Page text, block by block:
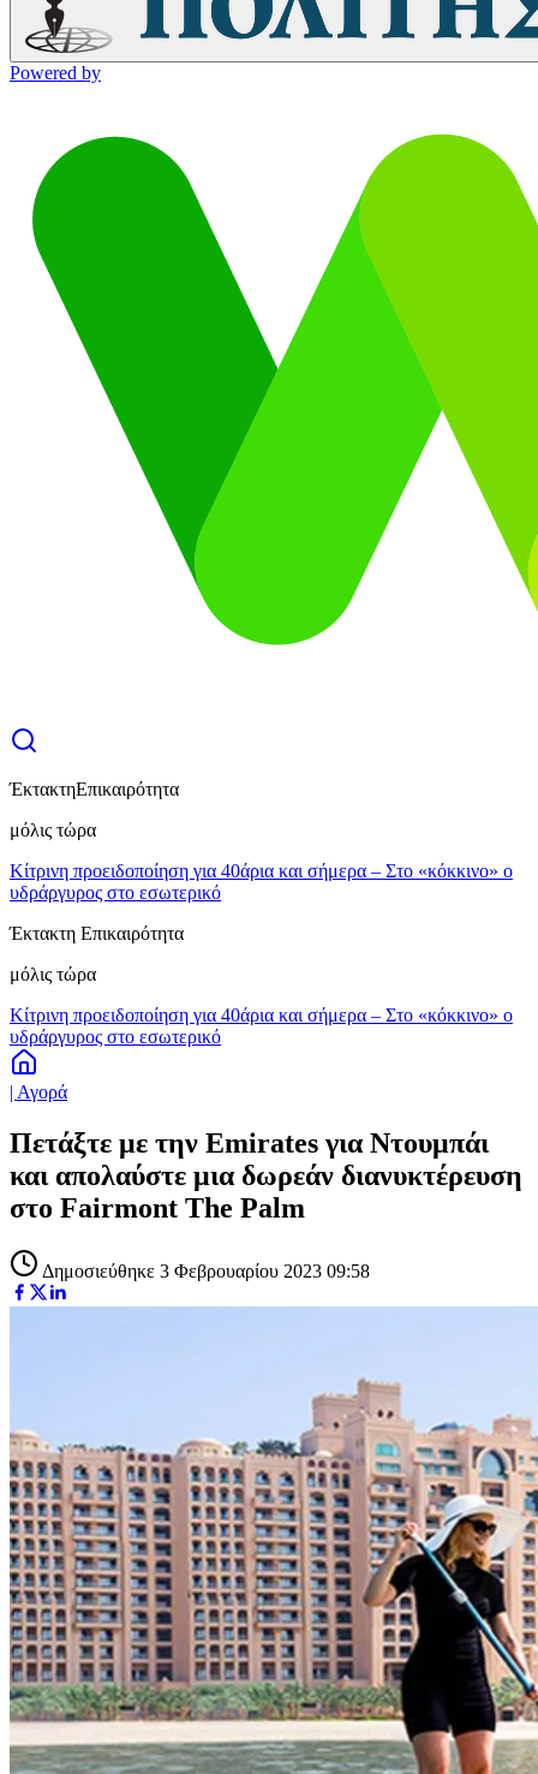
Powered by
ΈκτακτηΕπικαιρότητα
μόλις τώρα
Κίτρινη προειδοποίηση για 40άρια και σήμερα – Στο «κόκκινο» ο
υδράργυρος στο εσωτερικό
Έκτακτη Επικαιρότητα
μόλις τώρα
Κίτρινη προειδοποίηση για 40άρια και σήμερα – Στο «κόκκινο» ο
υδράργυρος στο εσωτερικό
| Αγορά
Πετάξτε με την Emirates για Ντουμπάι
και απολαύστε μια δωρεάν διανυκτέρευση
στο Fairmont The Palm
Δημοσιεύθηκε 3 Φεβρουαρίου 2023 09:58